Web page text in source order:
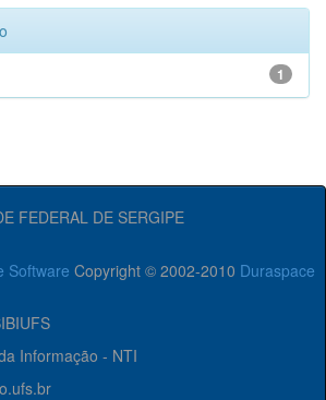
1
FEDERAL DE SERGIPE
Software Copyright © 2002-2010 Duraspace
Informação - NTI